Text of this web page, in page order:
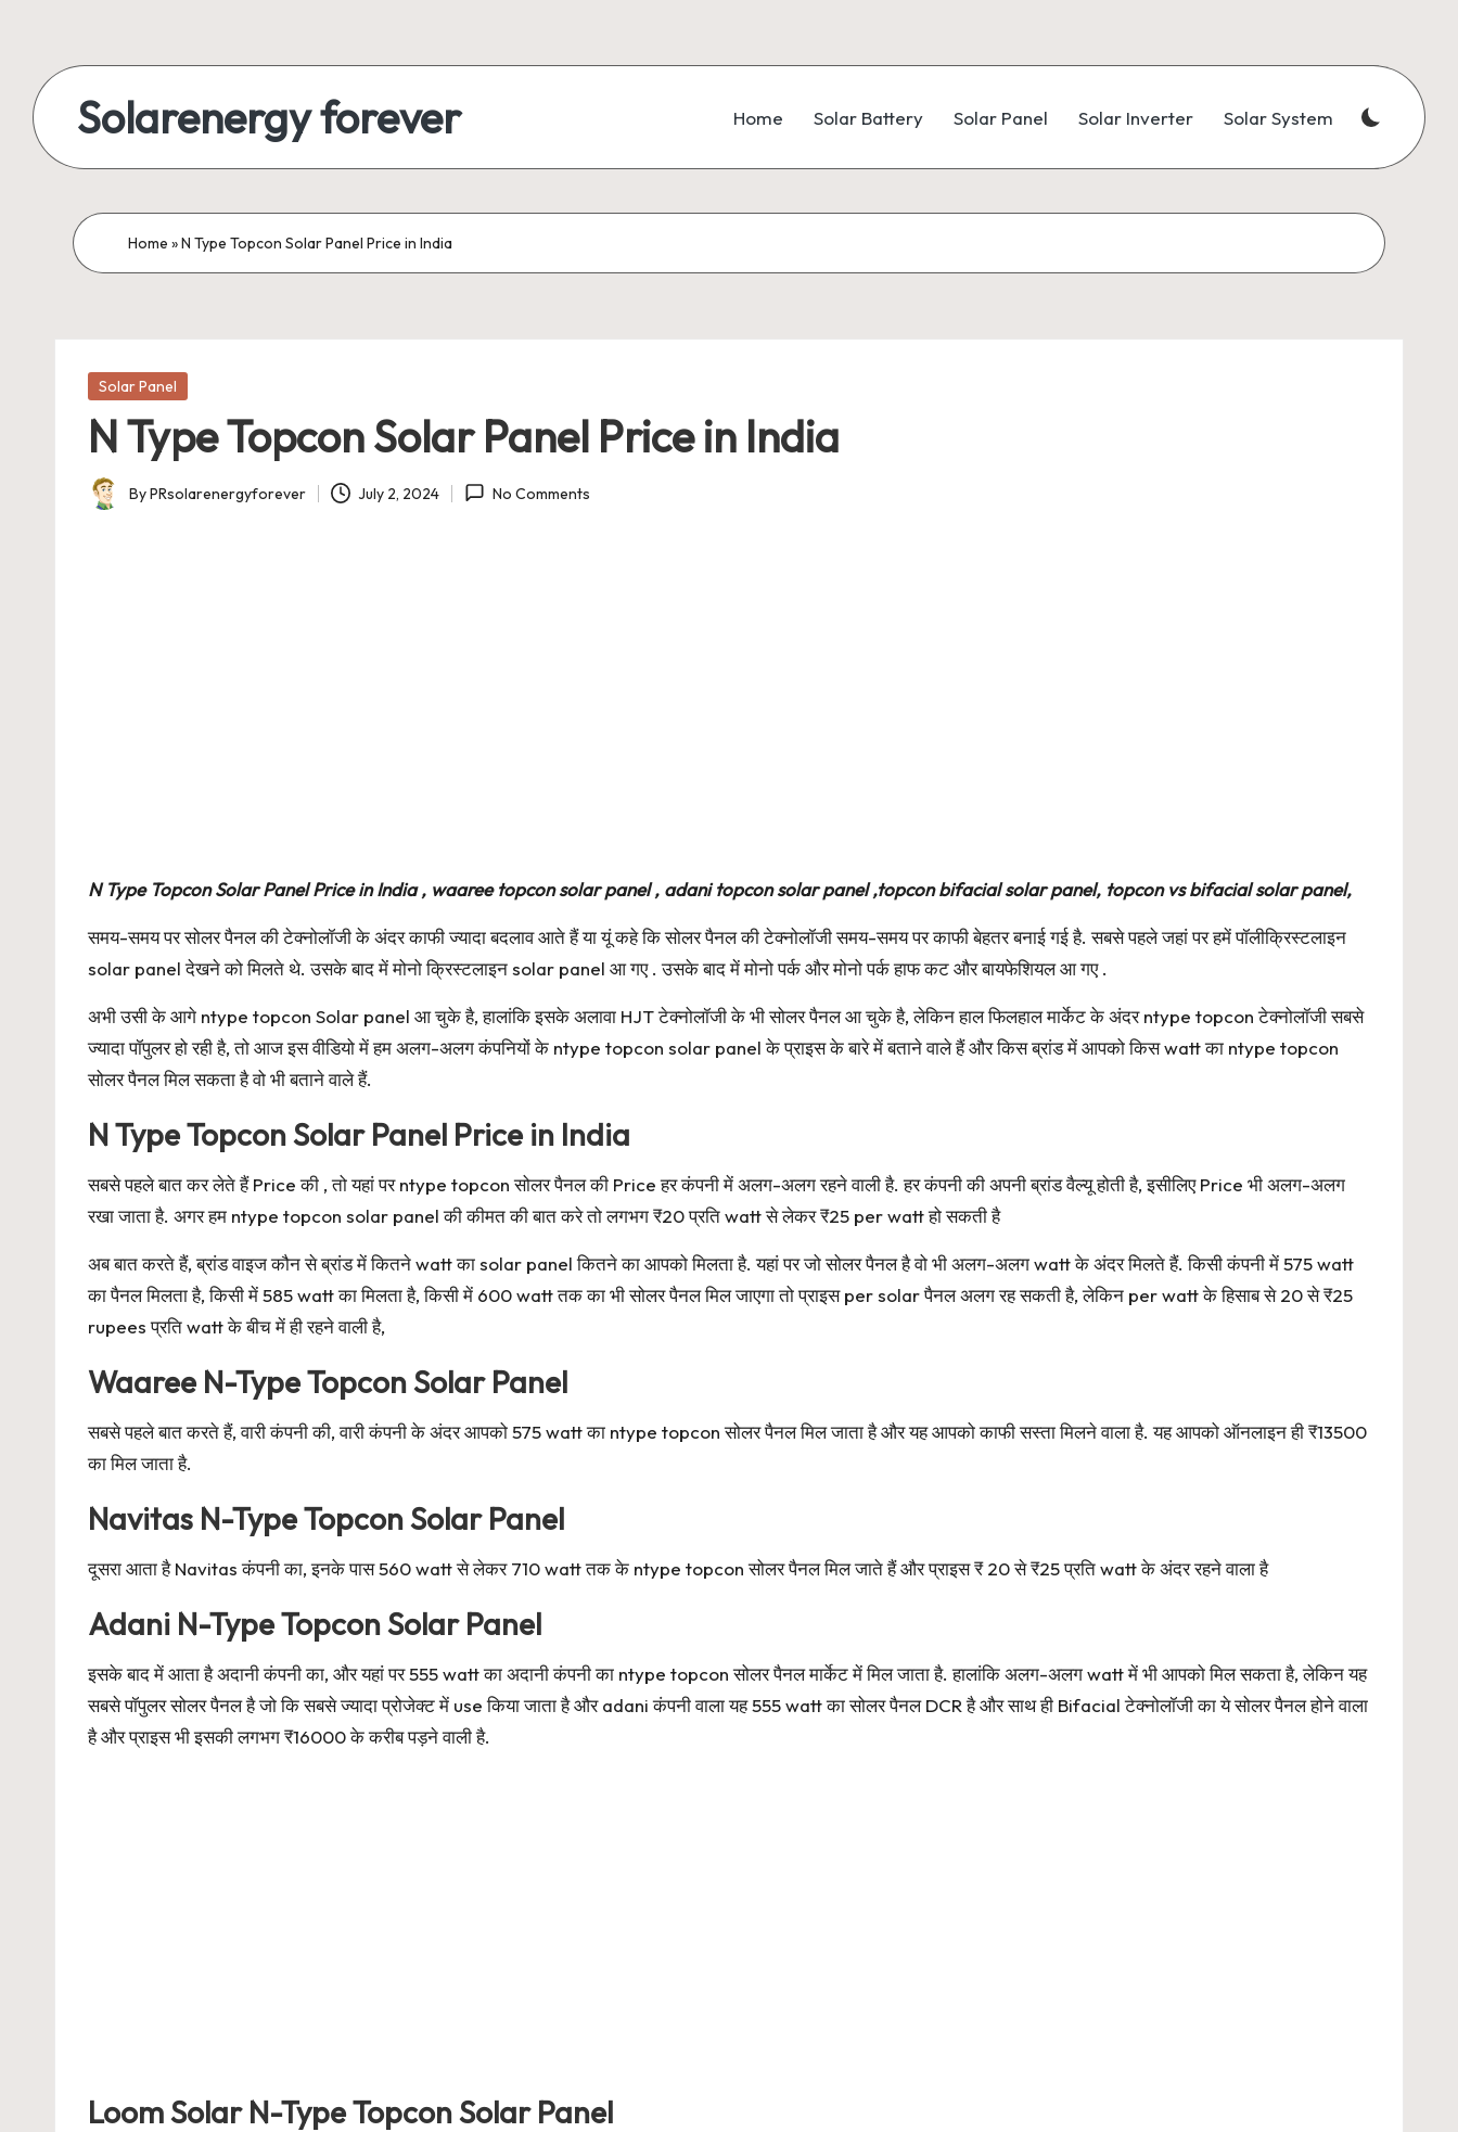
content
Solarenergy forever
बिजली
Home Solar Battery Solar Panel Solar Inverter Solar System
Home »N Type Topcon Solar Panel Price in India
Posted
Solar Panel
N Type Topcon Solar Panel Price in India
Posted
ByPRsolarenergyforever July 2, 2024 No Comments
N Type Topcon Solar Panel Price in India , waaree topcon solar panel , adani topcon solar panel ,topcon bifacial solar panel, topcon vs bifacial solar panel,
समय-समय पर सोलर पैनल की टेक्नोलॉजी के अंदर काफी ज्यादा बदलाव आते हैं या यूं कहे कि सोलर पैनल की टेक्नोलॉजी समय-समय पर काफी बेहतर बनाई गई है. सबसे पहले जहां पर हमें पॉलीक्रिस्टलाइन
solar panel देखने को मिलते थे. उसके बाद में मोनो क्रिस्टलाइन solar panel आ गए . उसके बाद में मोनो पर्क और मोनो पर्क हाफ कट और बायफेशियल आ गए .
अभी उसी के आगे ntype topcon Solar panel आ चुके है, हालांकि इसके अलावा HJT टेक्नोलॉजी के भी सोलर पैनल आ चुके है, लेकिन हाल फिलहाल मार्केट के अंदर ntype topcon टेक्नोलॉजी सबसे
ज्यादा पॉपुलर हो रही है, तो आज इस वीडियो में हम अलग-अलग कंपनियों के ntype topcon solar panel के प्राइस के बारे में बताने वाले हैं और किस ब्रांड में आपको किस watt का ntype topcon
सोलर पैनल मिल सकता है वो भी बताने वाले हैं.
N Type Topcon Solar Panel Price in India
सबसे पहले बात कर लेते हैं Price की , तो यहां पर ntype topcon सोलर पैनल की Price हर कंपनी में अलग-अलग रहने वाली है. हर कंपनी की अपनी ब्रांड वैल्यू होती है, इसीलिए Price भी अलग-अलग
रखा जाता है. अगर हम ntype topcon solar panel की कीमत की बात करे तो लगभग ₹20 प्रति watt से लेकर ₹25 per watt हो सकती है
अब बात करते हैं, ब्रांड वाइज कौन से ब्रांड में कितने watt का solar panel कितने का आपको मिलता है. यहां पर जो सोलर पैनल है वो भी अलग-अलग watt के अंदर मिलते हैं. किसी कंपनी में 575 watt
का पैनल मिलता है, किसी में 585 watt का मिलता है, किसी में 600 watt तक का भी सोलर पैनल मिल जाएगा तो प्राइस per solar पैनल अलग रह सकती है, लेकिन per watt के हिसाब से 20 से ₹25
rupees प्रति watt के बीच में ही रहने वाली है,
Waaree N-Type Topcon Solar Panel
सबसे पहले बात करते हैं, वारी कंपनी की, वारी कंपनी के अंदर आपको 575 watt का ntype topcon सोलर पैनल मिल जाता है और यह आपको काफी सस्ता मिलने वाला है. यह आपको ऑनलाइन ही ₹13500
का मिल जाता है.
Navitas N-Type Topcon Solar Panel
दूसरा आता है Navitas कंपनी का, इनके पास 560 watt से लेकर 710 watt तक के ntype topcon सोलर पैनल मिल जाते हैं और प्राइस ₹ 20 से ₹25 प्रति watt के अंदर रहने वाला है
Adani N-Type Topcon Solar Panel
इसके बाद में आता है अदानी कंपनी का, और यहां पर 555 watt का अदानी कंपनी का ntype topcon सोलर पैनल मार्केट में मिल जाता है. हालांकि अलग-अलग watt में भी आपको मिल सकता है, लेकिन यह
सबसे पॉपुलर सोलर पैनल है जो कि सबसे ज्यादा प्रोजेक्ट में use किया जाता है और adani कंपनी वाला यह 555 watt का सोलर पैनल DCR है और साथ ही Bifacial टेक्नोलॉजी का ये सोलर पैनल होने वाला
है और प्राइस भी इसकी लगभग ₹16000 के करीब पड़ने वाली है.
Loom Solar N-Type Topcon Solar Panel